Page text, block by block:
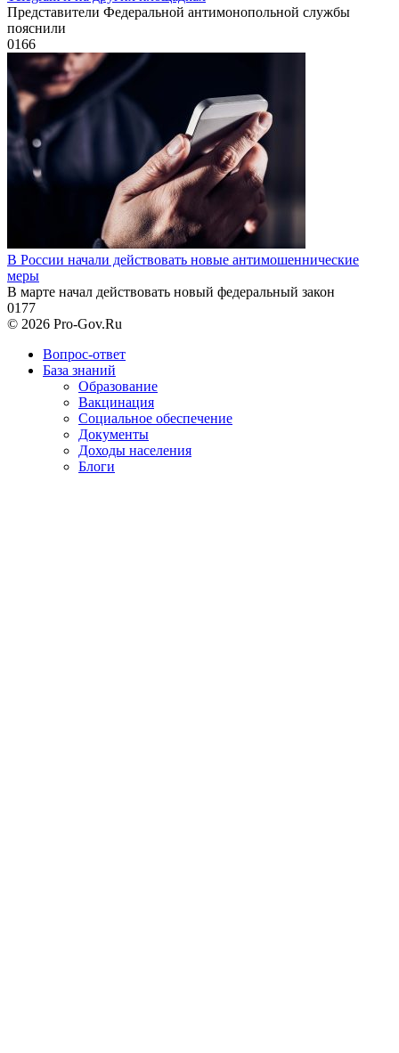
Представители Федеральной антимонопольной службы
пояснили
0166
В России начали действовать новые антимошеннические
меры
В марте начал действовать новый федеральный закон
0177
© 2026 Pro-Gov.Ru
Вопрос-ответ
База знаний
Образование
Вакцинация
Социальное обеспечение
Документы
Доходы населения
Блоги